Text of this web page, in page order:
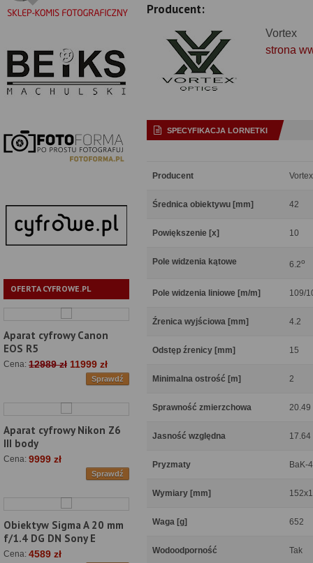
OFERTA CYFROWE.PL
Aparat cyfrowy Canon
EOS R5
Cena: 12989 zł 11999 zł
Sprawdź
Aparat cyfrowy Nikon Z6
III body
Cena: 9999 zł
Sprawdź
Obiektyw Sigma A 20 mm
f/1.4 DG DN Sony E
Cena: 4589 zł
Producent:
Vortex
strona
SPECYFIKACJA LORNETKI
Producent Vortex
Średnica obiektywu [mm] 42
Powiększenie [x] 10
Pole widzenia kątowe 6.2o
Pole widzenia liniowe [m/m] 109/
Źrenica wyjściowa [mm] 4.2
Odstęp źrenicy [mm] 15
Minimalna ostrość [m] 2
Sprawność zmierzchowa 20.49
Jasność względna 17.64
Pryzmaty BaK-
Wymiary [mm]
Waga [g] 652
Wodoodporność Tak